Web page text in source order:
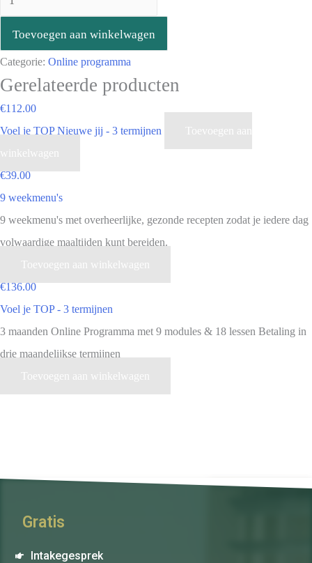
Toevoegen aan winkelwagen
Categorie: Online programma
Gerelateerde producten
€112.00
Voel je TOP Nieuwe jij - 3 termijnen
Toevoegen aan
winkelwagen
€39.00
9 weekmenu's
9 weekmenu's met overheerlijke, gezonde recepten zodat je iedere dag
volwaardige maaltijden kunt bereiden.
Toevoegen aan winkelwagen
€136.00
Voel je TOP - 3 termijnen
3 maanden Online Programma met 9 modules & 18 lessen Betaling in
drie maandelijkse termijnen
Toevoegen aan winkelwagen
Gratis
Intakegesprek